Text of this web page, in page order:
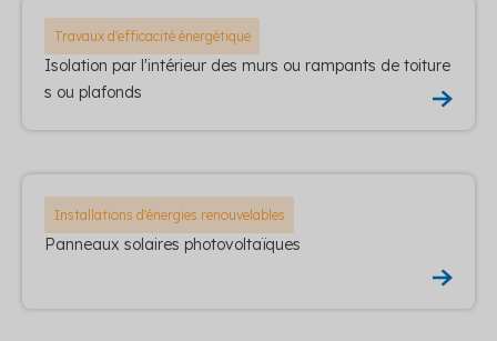
Travaux d'efficacité énergétique
Isolation par l'intérieur des murs ou rampants de toiture
s ou plafonds
Installations d'énergies renouvelables
Panneaux solaires photovoltaïques